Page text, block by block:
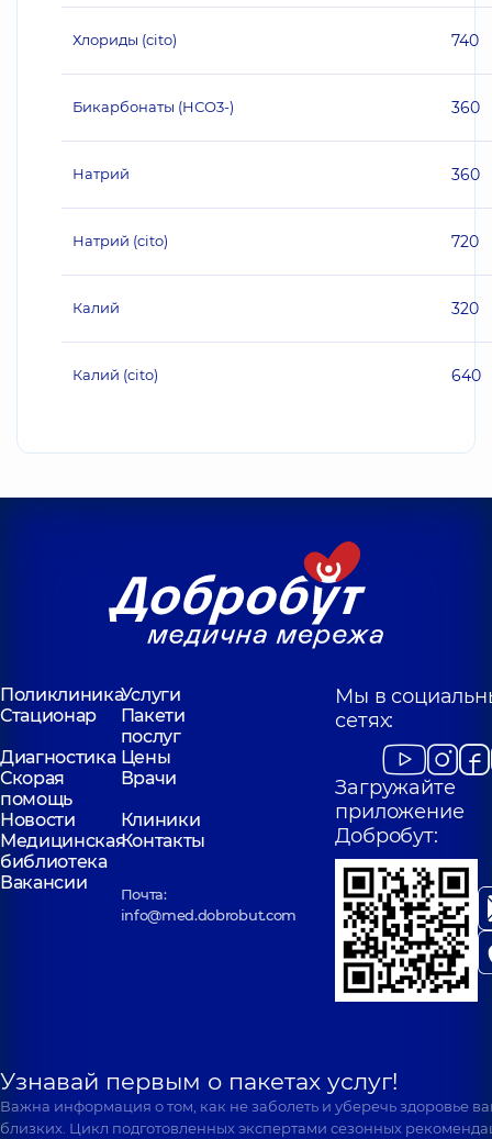
Хлориды (cito) 740
Бикарбонаты (HСО3-) 360
Натрий 360
Натрий (cito) 720
Калий 320
Калий (cito) 640
ПоликлиникаУслуги
Стационар
Пакети
послуг
Диагностика Цены
Скорая
помощь
Врачи
Новости
Клиники
Медицинская
библиотека
Контакты
Вакансии
Почта:
info@med.dobrobut.com
Мы в
сетях:
Загружайте
приложение
Добробут:
Узнавай первым о пакетах услуг!
Важна информация о том, как не заболеть и уберечь здоровье
близких. Цикл подготовленных экспертами сезонных